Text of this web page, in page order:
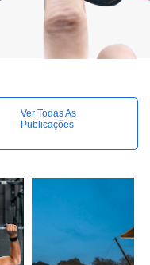
Ver Todas As
Publicações